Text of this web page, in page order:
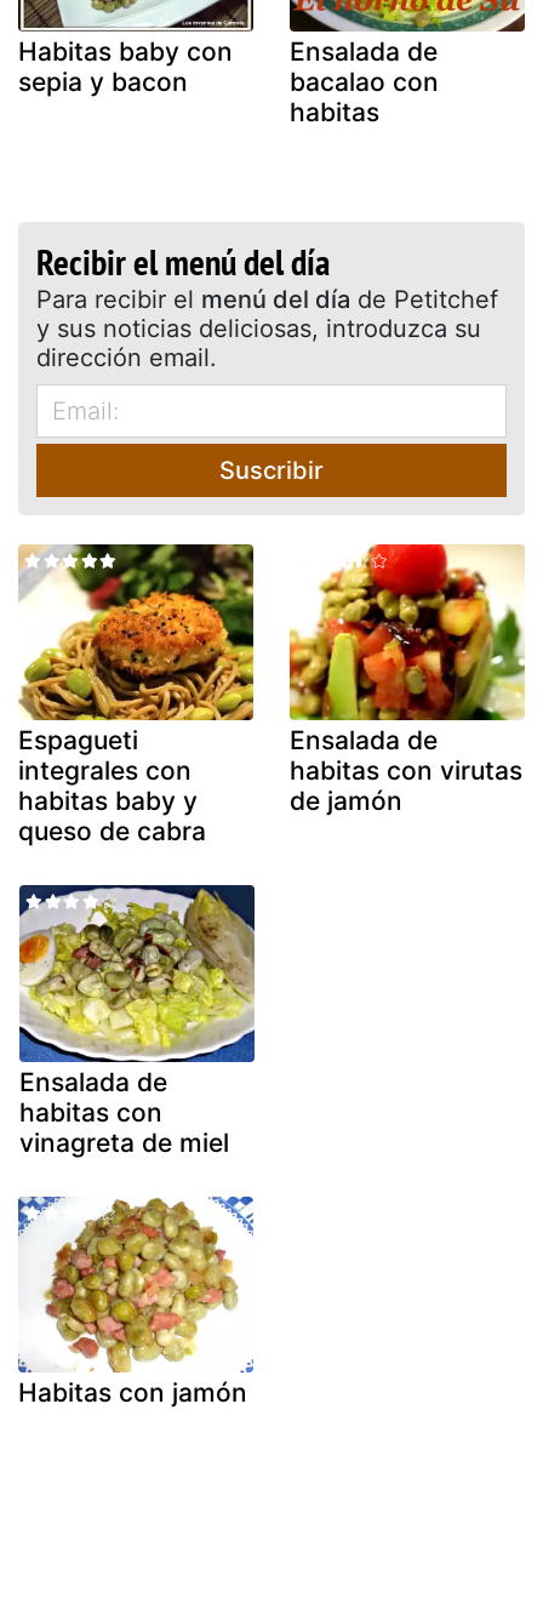
Habitas baby con
sepia y bacon
Ensalada de
bacalao con
habitas
Recibir el menú del día
Para recibir el menú del día de Petitchef
y sus noticias deliciosas, introduzca su
dirección email.
Suscribir
Espagueti
integrales con
habitas baby y
queso de cabra
Ensalada de
habitas con virutas
de jamón
Ensalada de
habitas con
vinagreta de miel
Habitas con jamón